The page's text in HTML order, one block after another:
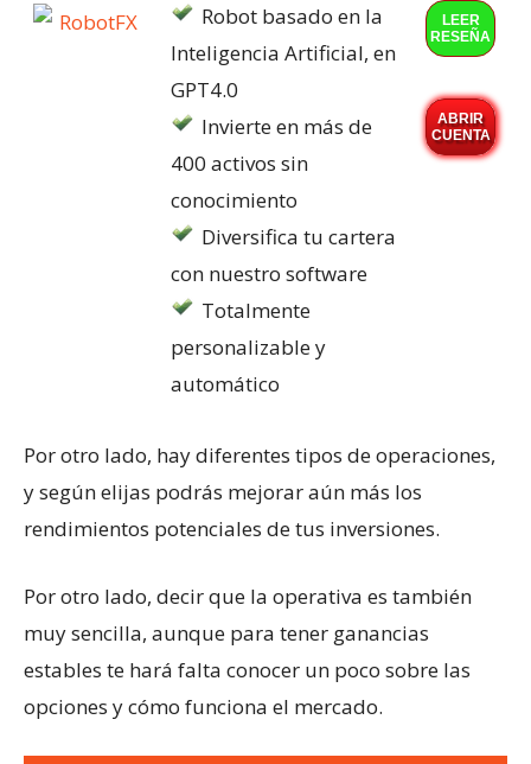
Robot basado en la
Inteligencia Artificial, en
GPT4.0
Invierte en más de
400 activos sin
conocimiento
Diversifica tu cartera
con nuestro software
Totalmente
personalizable y
automático
LEER
RESEÑA
ABRIR
CUENTA
Por otro lado, hay diferentes tipos de operaciones,
y según elijas podrás mejorar aún más los
rendimientos potenciales de tus inversiones.
Por otro lado, decir que la operativa es también
muy sencilla, aunque para tener ganancias
estables te hará falta conocer un poco sobre las
opciones y cómo funciona el mercado.